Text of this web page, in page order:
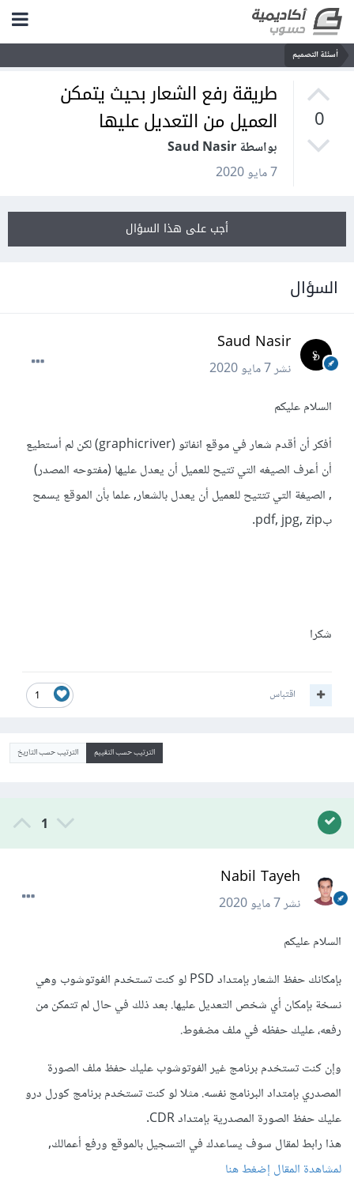
أسئلة التصميم
0
طريقة رفع الشعار بحيث يتمكن
العميل من التعديل عليها
بواسطة Saud Nasir
7 مايو 2020
أجب على هذا السؤال
السؤال
Saud Nasir
نشر7 مايو 2020
السلام عليكم
أفكر أن أقدم شعار في موقع انفاتو (graphicriver) لكن لم أستطيع
أن أعرف الصيغه التي تتيح للعميل أن يعدل عليها (مفتوحه المصدر)
, الصيغة التي تتتيح للعميل أن يعدل بالشعار, علما بأن الموقع يسمح
بpdf, jpg, zip.
شكرا
1 اقتباس
الترتيب حسب التقييم الترتيب حسب التاريخ
1
Nabil Tayeh
نشر7 مايو 2020
السلام عليكم
بإمكانك حفظ الشعار بإمتداد PSD لو كنت تستخدم الفوتوشوب وهي
نسخة بإمكان أي شخص التعديل عليها. بعد ذلك في حال لم تتمكن من
رفعه، عليك حفظه في ملف مضغوط.
وإن كنت تستخدم برنامج غير الفوتوشوب عليك حفظ ملف الصورة
المصدري بإمتداد البرنامج نفسه. مثلا لو كنت تستخدم برنامج كورل درو
عليك حفظ الصورة المصدرية بإمتداد CDR.
هذا رابط لمقال سوف يساعدك في التسجيل بالموقع ورفع أعمالك,
لمشاهدة المقال إضغط هنا